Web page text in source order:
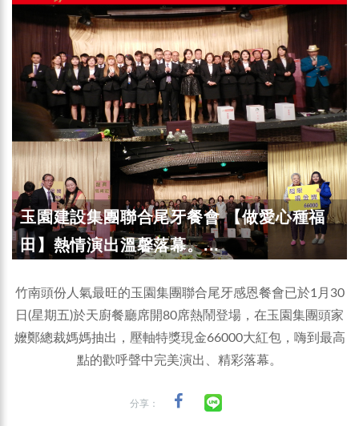
玉園建設集團聯合尾牙餐會 【做愛心種福
田】熱情演出溫馨落幕。...
竹南頭份人氣最旺的玉園集團聯合尾牙感恩餐會已於1月30
日(星期五)於天廚餐廳席開80席熱鬧登場，在玉園集團頭家
嬤鄭總裁媽媽抽出，壓軸特獎現金66000大紅包，嗨到最高
點的歡呼聲中完美演出、精彩落幕。
分享：